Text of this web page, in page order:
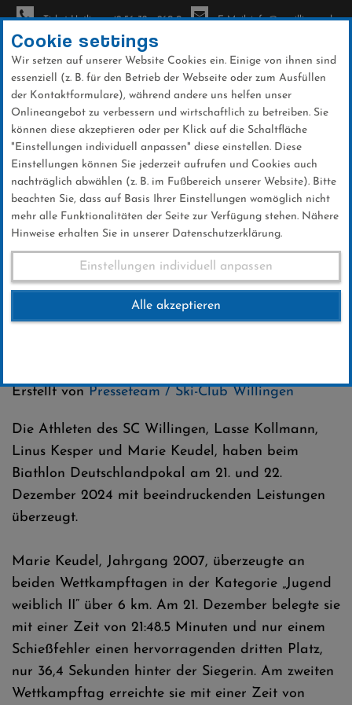
Direkt
zum
Inhalt
Ticket-Hotline: +49 56 32 - 960-0 E-Mail: info@sc-willingen.de
News
Podestplätze für Kollmann,
Kesper und Keudel
Erstellt vonPresseteam / Ski-Club Willingen
Die Athleten des SC Willingen, Lasse Kollmann,
Linus Kesper und Marie Keudel, haben beim
Biathlon Deutschlandpokal am 21. und 22.
Dezember 2024 mit beeindruckenden Leistungen
überzeugt.
Marie Keudel, Jahrgang 2007, überzeugte an
beiden Wettkampftagen in der Kategorie „Jugend
weiblich II“ über 6 km. Am 21. Dezember belegte sie
mit einer Zeit von 21:48.5 Minuten und nur einem
Schießfehler einen hervorragenden dritten Platz,
nur 36,4 Sekunden hinter der Siegerin. Am zweiten
Wettkampftag erreichte sie mit einer Zeit von
Cookie settings
Wir setzen auf unserer Website Cookies ein. Einige von ihnen sind
essenziell (z. B. für den Betrieb der Webseite oder zum Ausfüllen
der Kontaktformulare), während andere uns helfen unser
Onlineangebot zu verbessern und wirtschaftlich zu betreiben. Sie
können diese akzeptieren oder per Klick auf die Schaltfläche
"Einstellungen individuell anpassen" diese einstellen. Diese
Einstellungen können Sie jederzeit aufrufen und Cookies auch
nachträglich abwählen (z. B. im Fußbereich unserer Website). Bitte
beachten Sie, dass auf Basis Ihrer Einstellungen womöglich nicht
mehr alle Funktionalitäten der Seite zur Verfügung stehen. Nähere
Hinweise erhalten Sie in unserer Datenschutzerklärung.
Einstellungen individuell anpassen
Alle akzeptieren